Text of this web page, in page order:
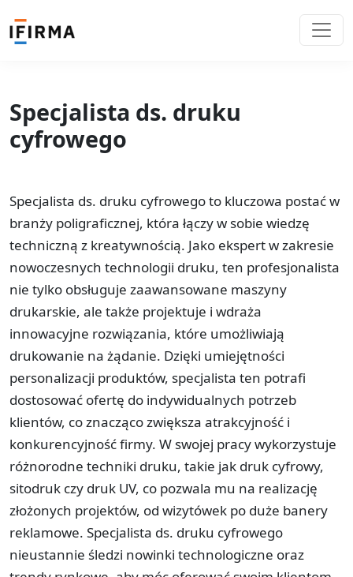
Specjalista ds. druku
cyfrowego
Specjalista ds. druku cyfrowego to kluczowa postać w
branży poligraficznej, która łączy w sobie wiedzę
techniczną z kreatywnością. Jako ekspert w zakresie
nowoczesnych technologii druku, ten profesjonalista
nie tylko obsługuje zaawansowane maszyny
drukarskie, ale także projektuje i wdraża
innowacyjne rozwiązania, które umożliwiają
drukowanie na żądanie. Dzięki umiejętności
personalizacji produktów, specjalista ten potrafi
dostosować ofertę do indywidualnych potrzeb
klientów, co znacząco zwiększa atrakcyjność i
konkurencyjność firmy. W swojej pracy wykorzystuje
różnorodne techniki druku, takie jak druk cyfrowy,
sitodruk czy druk UV, co pozwala mu na realizację
złożonych projektów, od wizytówek po duże banery
reklamowe. Specjalista ds. druku cyfrowego
nieustannie śledzi nowinki technologiczne oraz